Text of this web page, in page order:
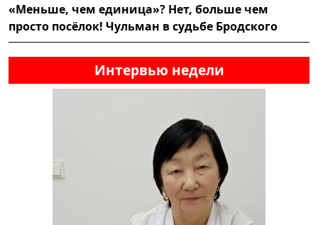
«Меньше, чем единица»? Нет, больше чем
просто посёлок! Чульман в судьбе Бродского
Интервью недели